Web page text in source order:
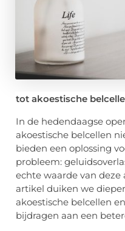
tot akoestische
In de hedendaagse
akoestische belcellen
bieden een oplossing
probleem:
echte waarde van deze
artikel duiken we
akoestische belcellen
bijdragen aan een